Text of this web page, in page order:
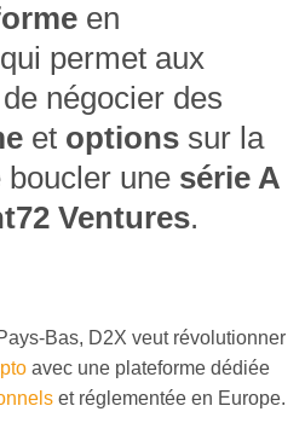
en
permet aux
de négocier des
et options sur la
boucler une série A
Ventures.
Bas, D2X veut révolutionner
avec une plateforme dédiée
et réglementée en Europe.